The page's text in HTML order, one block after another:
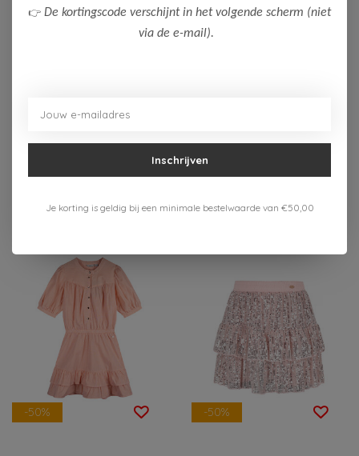
Jumpsuit Silah
Sweater Kessy
30,00
-50% -50%
👉 De kortingscode verschijnt in het volgende scherm (niet
via de e-mail).
Inschrijven
Je korting is geldig bij een minimale bestelwaarde van €50,00